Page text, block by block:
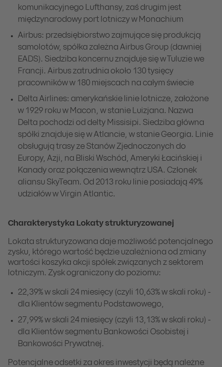
komunikacyjnego Lufthansy, zaś drugim jest
międzynarodowy port lotniczy w Monachium
Airbus: przedsiębiorstwo zajmujące się produkcją
samolotów, spółka zależna Airbus Group (dawniej
EADS). Siedziba koncernu znajduje się w Tuluzie we
Francji. Airbus zatrudnia około 130 tysięcy
pracowników w 180 miejscach na całym świecie
Delta Airlines: amerykańskie linie lotnicze, założone
w 1929 roku w Macon, w stanie Luizjana. Nazwa
Delta pochodzi od delty Missisipi. Siedziba główna
spółki znajduje się w Atlancie, w stanie Georgia. Linie
obsługują trasy ze Stanów Zjednoczonych do
Europy, Azji, na Bliski Wschód, Ameryki Łacińskiej i
Kanady oraz połączenia wewnątrz USA. Członek
aliansu SkyTeam. Od 2013 roku linie posiadają 49%
udziałów w Virgin Atlantic.
Charakterystyka Lokaty strukturyzowanej
Lokata strukturyzowana daje możliwość potencjalnego
zysku, którego wartość będzie uzależniona od zmiany
wartości koszyka akcji spółek związanych z sektorem
lotniczym. Zysk ograniczony do poziomu:
22,39% w skali 24 miesięcy (czyli 10,63% w skali roku) -
dla Klientów segmentu Podstawowego,
27,99% w skali 24 miesięcy (czyli 13,13% w skali roku) -
dla Klientów segmentu Bankowości Osobistej i
Bankowości Prywatnej.
Potencjalne odsetki za okres inwestycji będą należne